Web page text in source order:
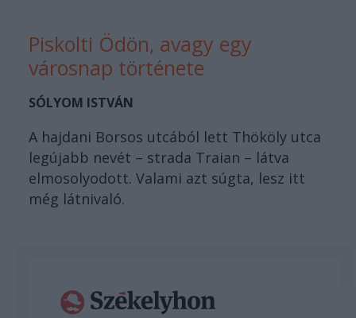
Piskolti Ödön, avagy egy
városnap története
SÓLYOM ISTVÁN
A hajdani Borsos utcából lett Thököly utca
legújabb nevét – strada Traian – látva
elmosolyodott. Valami azt súgta, lesz itt
még látnivaló.